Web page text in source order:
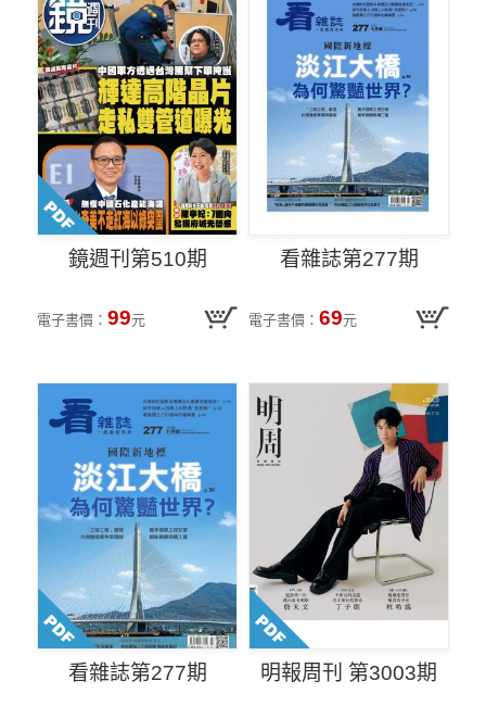
鏡週刊第510期
電子書價： 99元
看雜誌第277期
電子書價： 69元
看雜誌第277期 明報周刊 第3003期